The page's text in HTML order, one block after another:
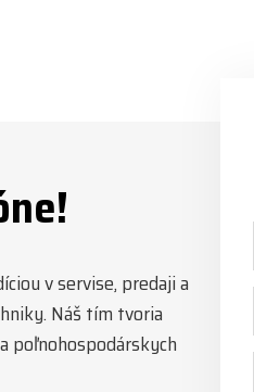
v servise, predaji a
Náš tím tvoria
poľnohospodárskych